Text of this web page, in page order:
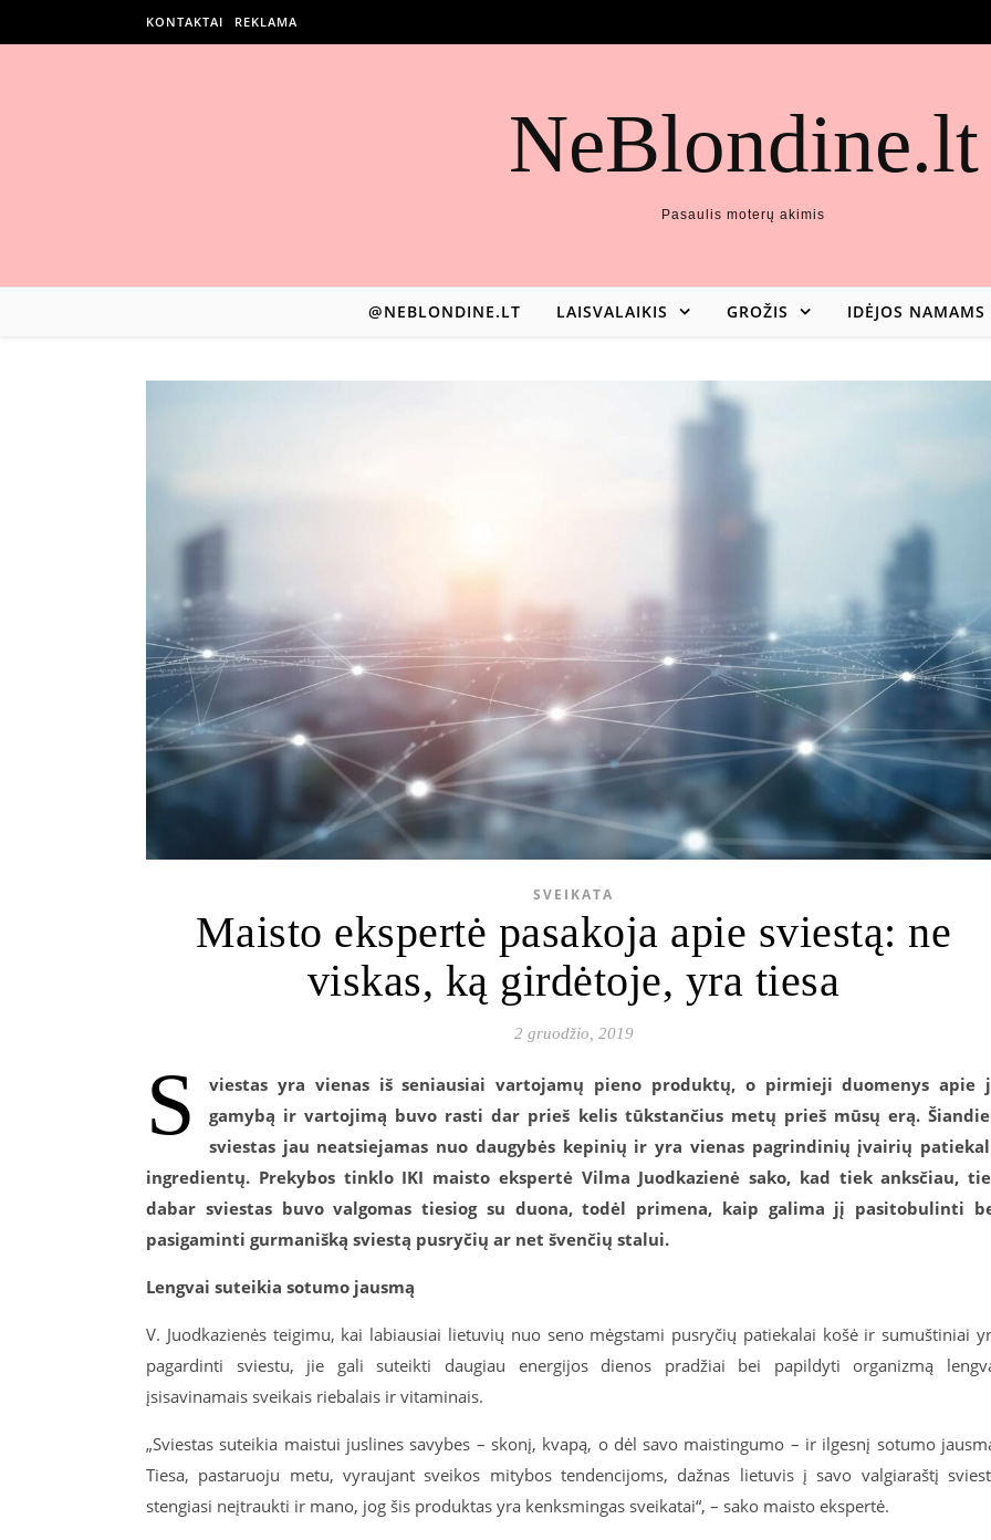
KONTAKTAI REKLAMA
NeBlondine.lt
Pasaulis moterų akimis
@NEBLONDINE.LT LAISVALAIKIS GROŽIS IDĖJOS NAMAMS
SVEIKATA
Maisto ekspertė pasakoja apie sviestą: ne
viskas, ką girdėtoje, yra tiesa
2 gruodžio, 2019
S
viestas yra vienas iš seniausiai vartojamų pieno produktų, o pirmieji duomenys apie
gamybą ir vartojimą buvo rasti dar prieš kelis tūkstančius metų prieš mūsų erą.
sviestas jau neatsiejamas nuo daugybės kepinių ir yra vienas pagrindinių įvairių
ingredientų. Prekybos tinklo IKI maisto ekspertė Vilma Juodkazienė sako, kad tiek anksčiau,
dabar sviestas buvo valgomas tiesiog su duona, todėl primena, kaip galima jį pasitobulinti
pasigaminti gurmanišką sviestą pusryčių ar net švenčių stalui.
Lengvai suteikia sotumo jausmą
V. Juodkazienės teigimu, kai labiausiai lietuvių nuo seno mėgstami pusryčių patiekalai košė ir sumuštiniai
pagardinti sviestu, jie gali suteikti daugiau energijos dienos pradžiai bei papildyti organizmą
įsisavinamais sveikais riebalais ir vitaminais.
„Sviestas suteikia maistui juslines savybes – skonį, kvapą, o dėl savo maistingumo – ir ilgesnį sotumo
Tiesa, pastaruoju metu, vyraujant sveikos mitybos tendencijoms, dažnas lietuvis į savo valgiaraštį
stengiasi neįtraukti ir mano, jog šis produktas yra kenksmingas sveikatai“, – sako maisto ekspertė.